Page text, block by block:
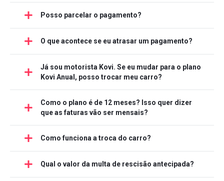
Posso parcelar o pagamento?
O que acontece se eu atrasar um pagamento?
Já sou motorista Kovi. Se eu mudar para o plano
Kovi Anual, posso trocar meu carro?
Como o plano é de 12 meses? Isso quer dizer
que as faturas vão ser mensais?
Como funciona a troca do carro?
Qual o valor da multa de rescisão antecipada?